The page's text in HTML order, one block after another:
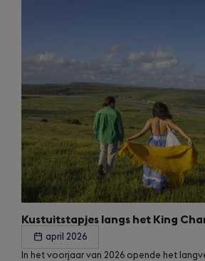
Kustuitstapjes langs het King
april 2026
In het voorjaar van 2026 opende het